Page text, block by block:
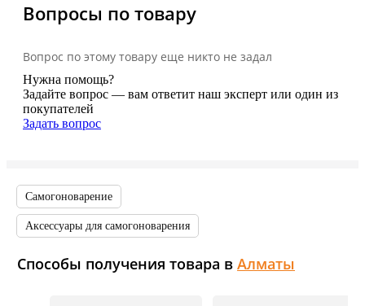
Вопросы по товару
Вопрос по этому товару еще никто не задал
Нужна помощь?
Задайте вопрос — вам ответит наш эксперт или один из
покупателей
Задать вопрос
Самогоноварение
Аксессуары для самогоноварения
Способы получения товара в Алматы